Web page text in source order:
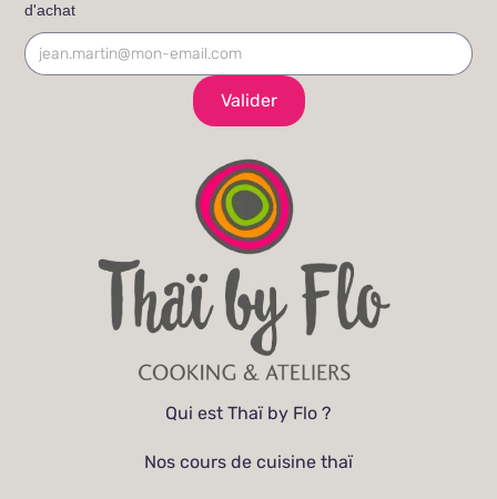
d'achat
Qui est Thaï by Flo ?
Nos cours de cuisine thaï